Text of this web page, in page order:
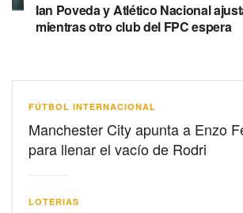
Ian Poveda y Atlético Nacional
mientras otro club del FPC espera
FÚTBOL INTERNACIONAL
Manchester City apunta a Enzo
para llenar el vacío de Rodri
LOTERIAS